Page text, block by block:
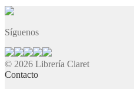
Síguenos
© 2026 Librería Claret
Contacto